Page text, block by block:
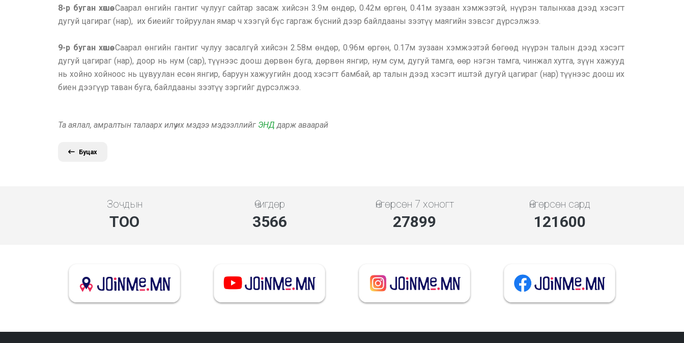
8-р буган хөшөө.Саарал өнгийн гантиг чулууг сайтар засаж хийсэн 3.9м өндөр, 0.42м өргөн, 0.41м зузаан хэмжээтэй, нүүрэн талынхаа дээд хэсэгт
дугуй цагираг (нар), их биеийг тойруулан ямар ч хээгүй бүс гаргаж бүсний дээр байлдааны зээтүү маягийн зэвсэг дүрсэлжээ.
9-р буган хөшөө.Саарал өнгийн гантиг чулуу засалгүй хийсэн 2.58м өндөр, 0.96м өргөн, 0.17м зузаан хэмжээтэй бөгөөд нүүрэн талын дээд хэсэгт
дугуй цагираг (нар), доор нь нум (сар), түүнээс доош дөрвөн буга, дөрвөн янгир, нум сум, дугуй тамга, өөр нэгэн тамга, чинжал хутга, зүүн хажууд
нь хойно хойноос нь цувуулан есөн янгир, баруун хажуугийн доод хэсэгт бамбай, ар талын дээд хэсэгт иштэй дугуй цагираг (нар) түүнээс доош их
биен дээгүүр таван буга, байлдааны зээтүү зэргийг дүрсэлжээ.
Та аялал, амралтын талаарх илүү их мэдээ мэдээллийг ЭНД дарж аваарай
Буцах
Зочдын
ТОО
Өчигдөр
4136
Өнгөрсөн 7 хоногт
32363
Өнгөрсөн сард
141056